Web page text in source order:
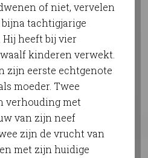
of niet, vervelen
tachtigjarige
heeft bij vier
kinderen verwekt.
zijn eerste echtgenote
moeder. Twee
verhouding met
van zijn neef
zijn de vrucht van
met zijn huidige